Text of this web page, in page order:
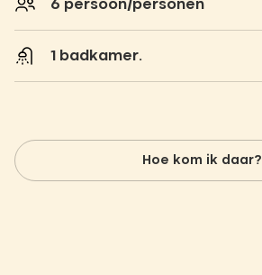
6 persoon/personen
1 badkamer.
Hoe kom ik daar?